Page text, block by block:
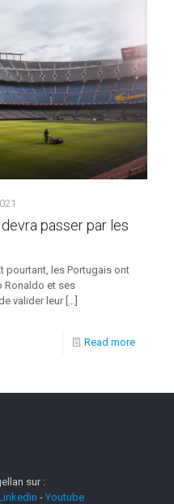
passer par les
pourtant, les Portugais ont
Ronaldo et ses
valider leur[…]
Read more
sur :
- Youtube